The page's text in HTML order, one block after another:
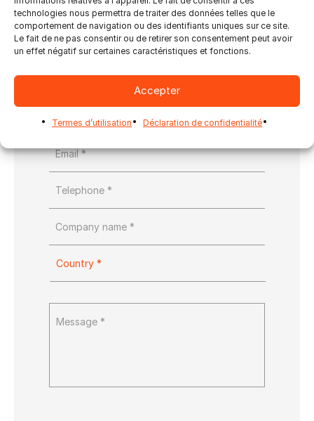
technologies nous permettra de traiter des données telles que le
comportement de navigation ou des identifiants uniques sur ce site.
Le fait de ne pas consentir ou de retirer son consentement peut avoir
un effet négatif sur certaines caractéristiques et fonctions.
Accepter
Termes d’utilisation Déclaration de confidentialité
webinaire
Contact - Marketing & Sales